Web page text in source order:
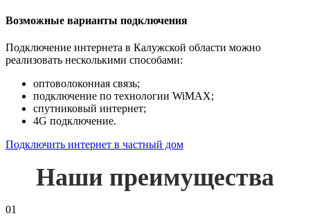
Возможные варианты подключения
Подключение интернета в Калужской области можно
реализовать несколькими способами:
оптоволоконная связь;
подключение по технологии WiMAX;
спутниковый интернет;
4G подключение.
Подключить интернет в частный дом
Наши преимущества
01